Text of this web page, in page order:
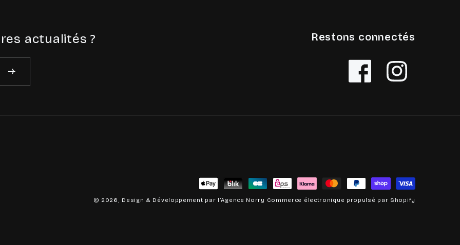
actualités ? Restons connectés
Facebook Instagram
Moyens
de
© 2026, Design & Développement par l’Agence Norry Commerce électronique propulsé par Shopify